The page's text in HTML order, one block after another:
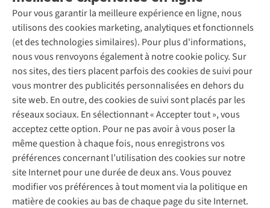
Pour vous garantir la meilleure expérience en ligne, nous
utilisons des cookies marketing, analytiques et fonctionnels
(et des technologies similaires). Pour plus d'informations,
nous vous renvoyons également à notre cookie policy. Sur
nos sites, des tiers placent parfois des cookies de suivi pour
vous montrer des publicités personnalisées en dehors du
site web. En outre, des cookies de suivi sont placés par les
réseaux sociaux. En sélectionnant « Accepter tout », vous
acceptez cette option. Pour ne pas avoir à vous poser la
même question à chaque fois, nous enregistrons vos
préférences concernant l’utilisation des cookies sur notre
site Internet pour une durée de deux ans. Vous pouvez
modifier vos préférences à tout moment via la politique en
matière de cookies au bas de chaque page du site Internet.
Entretien & réparations
Garantie
Contactez-nous
Nos magasins
À propos d’A.S.Adventure
Déclaration d'accessibilité
Entretien de ski
Service de lavage
Entretien de chaussures
Réparation de chaussures
Réparation de vêtements
Retouches
Pour les entreprises
A.S.Magazine
Explore Camp
Expertise & conseils
Abonnez-vous à la newsletter
Suivez-nous
Mentions légales
Politique de confidentialité